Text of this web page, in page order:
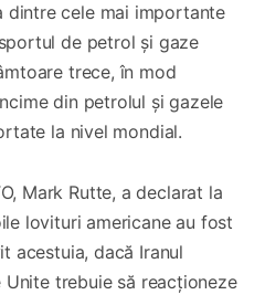
dintre cele mai importante
de petrol și gaze
trece, în mod
din petrolul și gazele
la nivel mondial.
Mark Rutte, a declarat la
lovituri americane au fost
acestuia, dacă Iranul
trebuie să reacționeze